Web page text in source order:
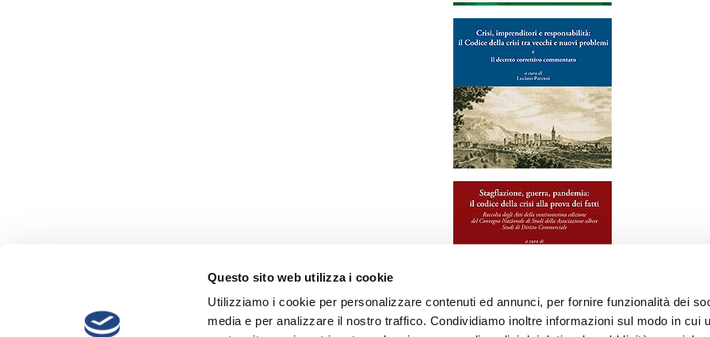
Questo sito web utilizza i cookie
Utilizziamo i cookie per personalizzare contenuti ed annunci, per fornire funzionalità dei
media e per analizzare il nostro traffico. Condividiamo inoltre informazioni sul modo in cui